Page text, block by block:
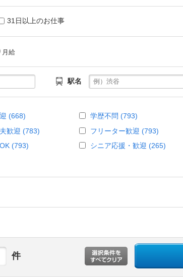
31日以上のお仕事
月給
駅名
(668)
学歴不問 (793)
歓迎 (783)
フリーター歓迎 (793)
(793)
シニア応援・歓迎 (265)
件